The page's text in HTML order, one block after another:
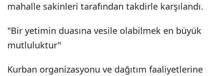
mahalle sakinleri tarafından takdirle karşılandı.
"Bir yetimin duasına vesile olabilmek en büyük
mutluluktur"
Kurban organizasyonu ve dağıtım faaliyetlerine